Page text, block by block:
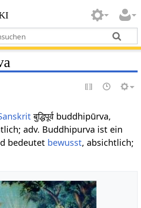
बुद्धिपूर्व buddhipūrva,
adv. Buddhipurva ist ein
bedeutet bewusst, absichtlich;